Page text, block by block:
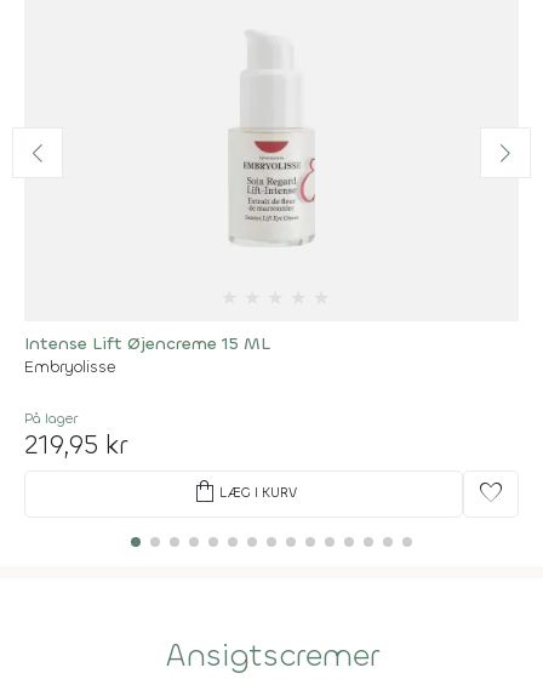
Intense Lift Øjencreme 15 ML
Embryolisse
På lager
219,95 kr
shopping_bag LÆG I KURV favorite
Ansigtscremer